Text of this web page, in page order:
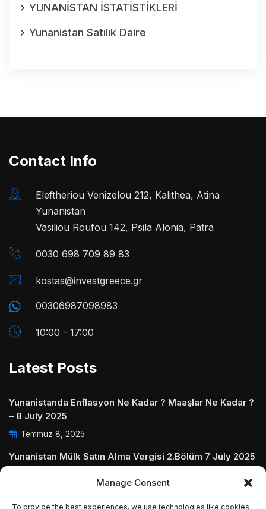
Manage Consent
To provide the best experiences, we use technologies like cookies
YUNANİSTAN İSTATİSTİKLERİ
Yunanistan Satılık Daire
Contact Info
Eleftheriou Venizelou 212, Kalithea, Atina
Yunanistan
Vasiliou Roufou 142, Psila Alonia, Patra
0030 698 709 89 83
kostas@investgreece.gr
00306987098983
10:00 - 17:00
Latest Posts
Yunanistanda Enflasyon Ne Kadar ? Maaşlar Ne Kadar ?
– 8 July 2025
Temmuz 8, 2025
Yunanistan Mülk Satın Alma Vergisi 2.Bölüm 7 July 2025